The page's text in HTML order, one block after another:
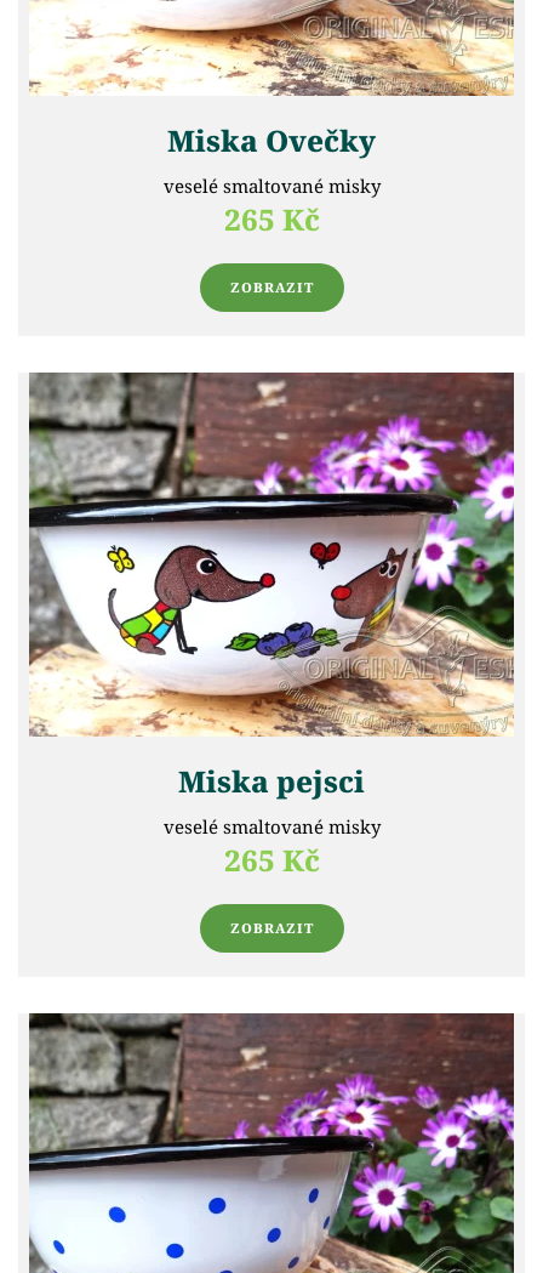
Miska Ovečky
veselé smaltované misky
265 Kč
ZOBRAZIT
Miska pejsci
veselé smaltované misky
265 Kč
ZOBRAZIT